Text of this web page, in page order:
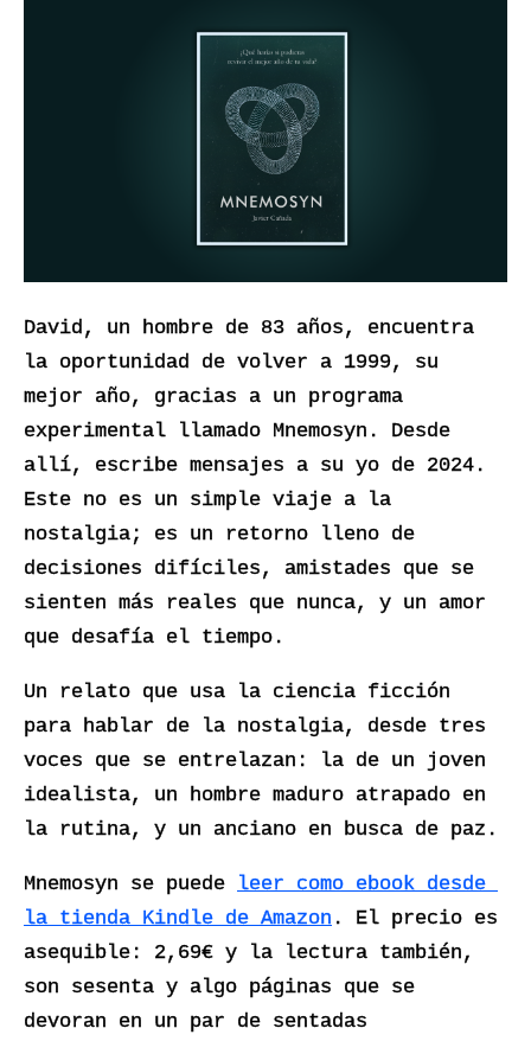
David, un hombre de 83 años, encuentra
la oportunidad de volver a 1999, su
mejor año, gracias a un programa
experimental llamado Mnemosyn. Desde
allí, escribe mensajes a su yo de 2024.
Este no es un simple viaje a la
nostalgia; es un retorno lleno de
decisiones difíciles, amistades que se
sienten más reales que nunca, y un amor
que desafía el tiempo.
Un relato que usa la ciencia ficción
para hablar de la nostalgia, desde tres
voces que se entrelazan: la de un joven
idealista, un hombre maduro atrapado en
la rutina, y un anciano en busca de paz.
Mnemosyn se puede
leer como ebook desde
la tienda Kindle de Amazon . El precio es
asequible: 2,69€ y la lectura también,
son sesenta y algo páginas que se
devoran en un par de sentadas